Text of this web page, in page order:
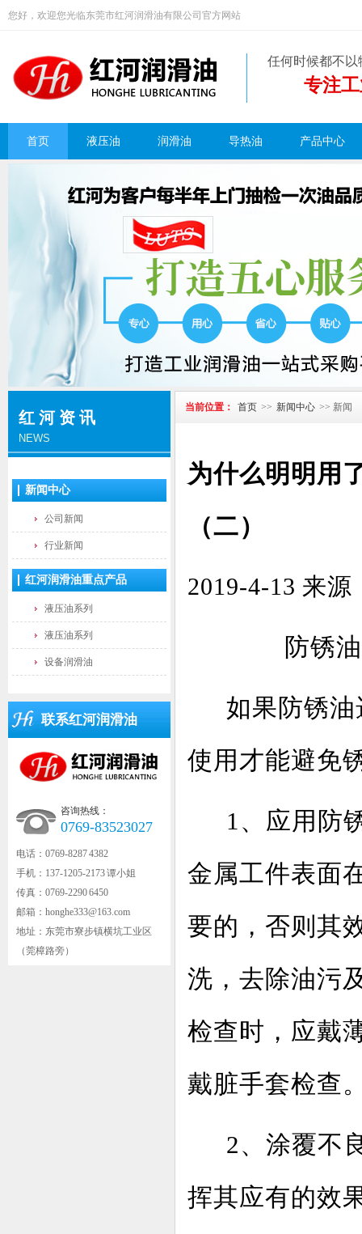
您好，欢迎您光临东莞市红河润滑油有限公司官方网站
任何时候都不
专注
首页 液压油 润滑油 导热油 产品中心
红河资讯
NEWS
新闻中心
公司新闻
行业新闻
红河润滑油重点产品
液压油系列
液压油系列
设备润滑油
联系红河润滑油
咨询热线：
0769-83523027
电话：0769-8287 4382
手机：137-1205-2173 谭小姐
传真：0769-2290 6450
邮箱：honghe333@163.com
地址：东莞市寮步镇横坑工业区
（莞樟路旁）
当前位置： 首页 >> 新闻中心 >> 新闻
为什么明明用
（二）
2019-4-13 来
防锈
如果防锈
使用才能避免
1、应用防
金属工件表面
要的，否则其
洗，去除油污
检查时，应
戴脏手套检查
2、 涂覆不
挥其应有的效